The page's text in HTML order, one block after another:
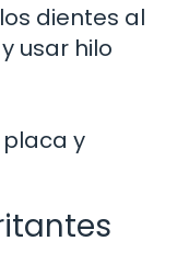
dientes al
usar hilo
y